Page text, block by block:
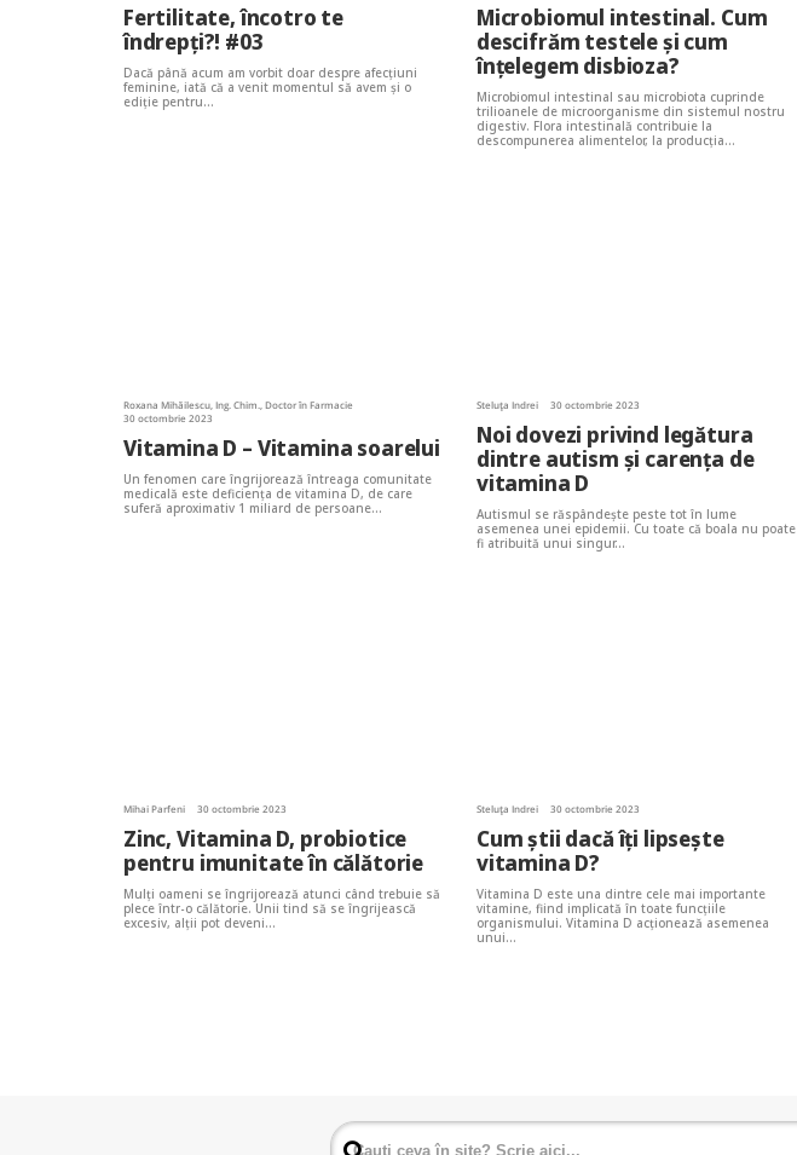
Fertilitate, încotro te
îndrepți?! #03
Dacă până acum am vorbit doar despre afecțiuni
feminine, iată că a venit momentul să avem și o
ediție pentru…
Microbiomul intestinal. Cum
descifrăm testele şi cum
înţelegem disbioza?
Microbiomul intestinal sau microbiota cuprinde
trilioanele de microorganisme din sistemul nostru
digestiv. Flora intestinală contribuie la
descompunerea alimentelor, la producția…
Roxana Mihăilescu, Ing. Chim., Doctor în Farmacie
30 octombrie 2023
Vitamina D – Vitamina soarelui
Un fenomen care îngrijorează întreaga comunitate
medicală este deficiența de vitamina D, de care
suferă aproximativ 1 miliard de persoane…
Steluța Indrei 30 octombrie 2023
Noi dovezi privind legătura
dintre autism și carența de
vitamina D
Autismul se răspândește peste tot în lume
asemenea unei epidemii. Cu toate că boala nu poate
fi atribuită unui singur…
Mihai Parfeni 30 octombrie 2023
Zinc, Vitamina D, probiotice
pentru imunitate în călătorie
Mulți oameni se îngrijorează atunci când trebuie să
plece într-o călătorie. Unii tind să se îngrijească
excesiv, alții pot deveni…
Steluța Indrei 30 octombrie 2023
Cum știi dacă îți lipsește
vitamina D?
Vitamina D este una dintre cele mai importante
vitamine, fiind implicată în toate funcțiile
organismului. Vitamina D acționează asemenea
unui…